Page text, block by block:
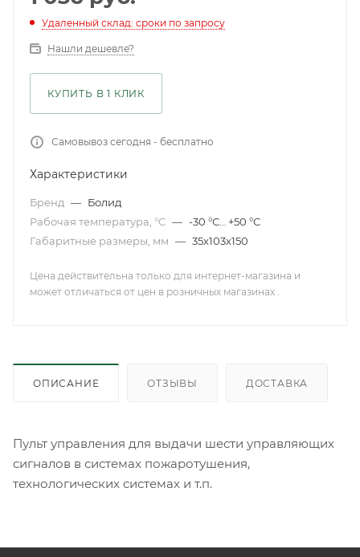
Удаленный склад: сроки по запросу
Нашли дешевле?
КУПИТЬ В 1 КЛИК
Самовывоз сегодня - бесплатно
Характеристики
Бренд — Болид
Рабочая температура, °С — -30 °С… +50 °С
Габаритные размеры, мм — 35х103х150
Цена действительна только для интернет-магазина и
может отличаться от цен в розничных магазинах .
ОПИСАНИЕ ОТЗЫВЫ ДОСТАВКА
Пульт управления для выдачи шести управляющих
сигналов в системах пожаротушения,
технологических системах и т.п.